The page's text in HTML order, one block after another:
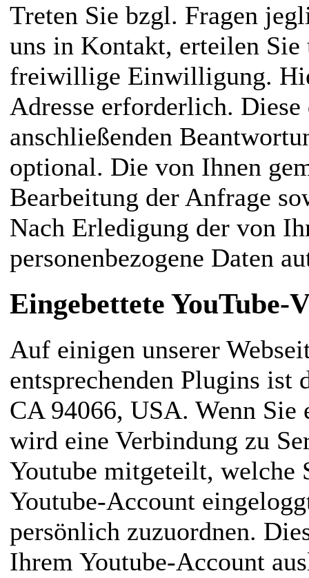
Treten Sie bzgl. Fragen
uns in Kontakt, erteilen
freiwillige Einwilligung.
Adresse erforderlich.
anschließenden
optional. Die von Ihnen
Bearbeitung der Anfrage
Nach Erledigung der von
personenbezogene Daten
Eingebettete YouTube-
Auf einigen unserer
entsprechenden Plugins
CA 94066, USA. Wenn Sie
wird eine Verbindung zu
Youtube mitgeteilt, welche
Youtube-Account
persönlich zuzuordnen.
Ihrem Youtube-Account